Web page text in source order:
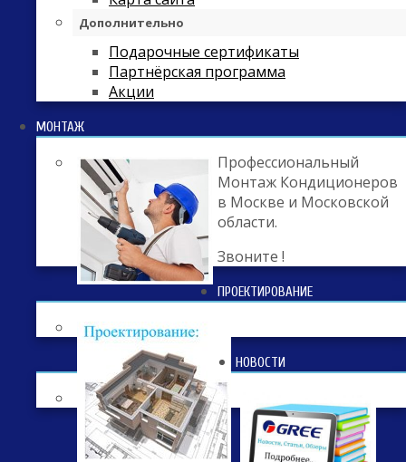
Дополнительно
Подарочные сертификаты
Партнёрская программа
Акции
МОНТАЖ
Профессиональный
Монтаж Кондиционеров
в Москве и Московской
области.
Звоните !
ПРОЕКТИРОВАНИЕ
НОВОСТИ